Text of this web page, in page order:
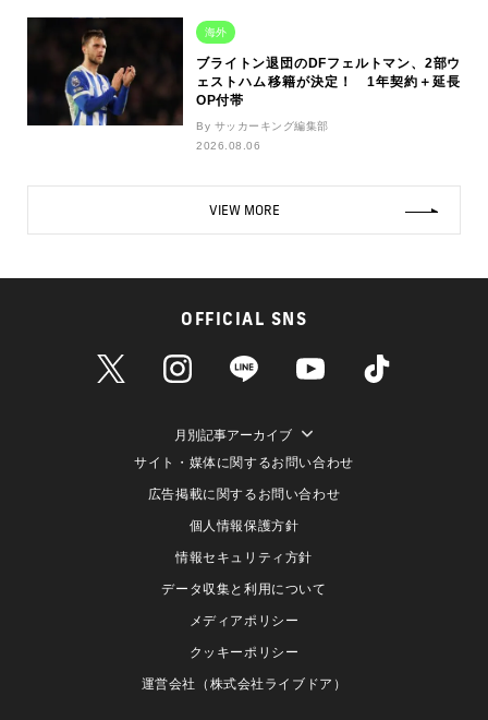
海外
ブライトン退団のDFフェルトマン、2部ウ
ェストハム移籍が決定！ 1年契約＋延長
OP付帯
By サッカーキング編集部
2026.08.06
VIEW MORE
OFFICIAL SNS
月別記事アーカイブ
サイト・媒体に関するお問い合わせ
広告掲載に関するお問い合わせ
個人情報保護方針
情報セキュリティ方針
データ収集と利用について
メディアポリシー
クッキーポリシー
運営会社（株式会社ライブドア）